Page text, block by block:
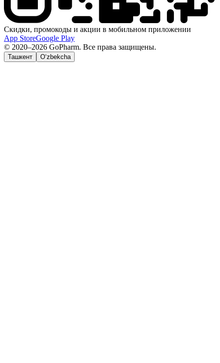
Скидки, промокоды и акции в мобильном приложении
App StoreGoogle Play
© 2020–2026 GoPharm. Все права защищены.
Ташкент O‘zbekcha